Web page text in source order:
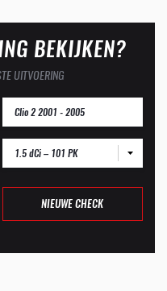
BEKIJKEN?
UITVOERING
1.5 dCi – 101 PK
NIEUWE CHECK